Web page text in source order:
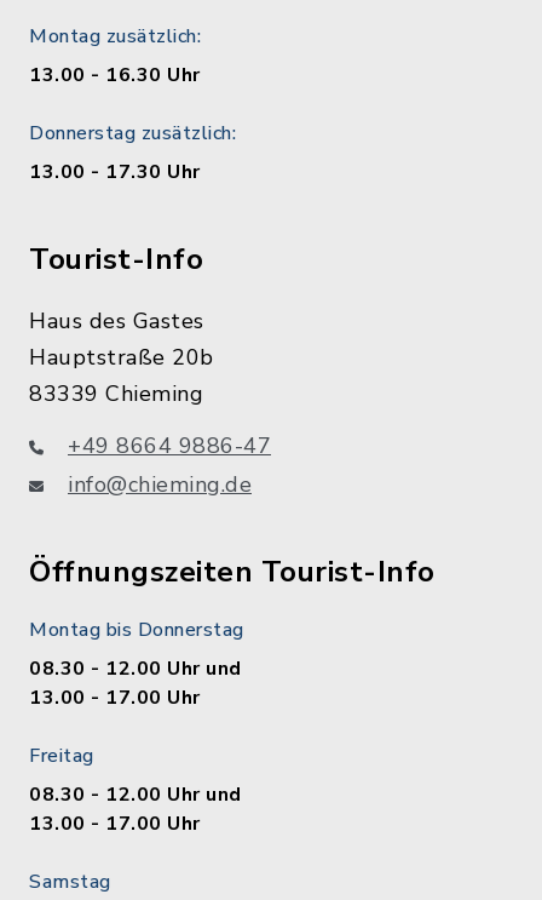
Montag zusätzlich:
13.00 - 16.30 Uhr
Donnerstag zusätzlich:
13.00 - 17.30 Uhr
Tourist-Info
Haus des Gastes
Hauptstraße 20b
83339 Chieming
+49 8664 9886-47
info@chieming.de
Öffnungszeiten Tourist-Info
Montag bis Donnerstag
08.30 - 12.00 Uhr und
13.00 - 17.00 Uhr
Freitag
08.30 - 12.00 Uhr und
13.00 - 17.00 Uhr
Samstag